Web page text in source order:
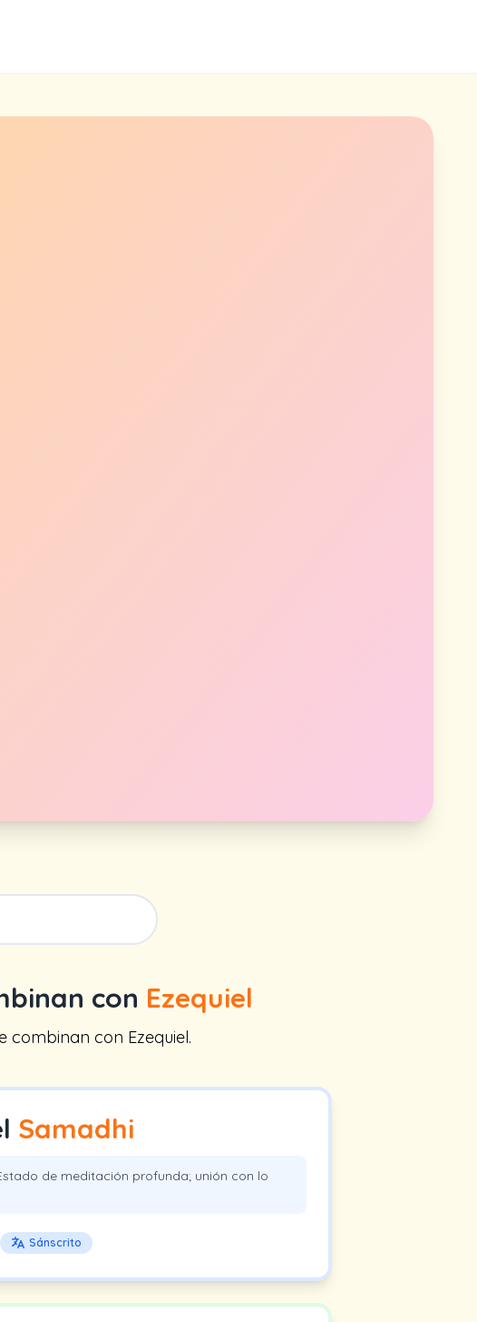
con Ezequiel
combinan con Ezequiel.
Samadhi
de meditación profunda; unión con lo
Sánscrito